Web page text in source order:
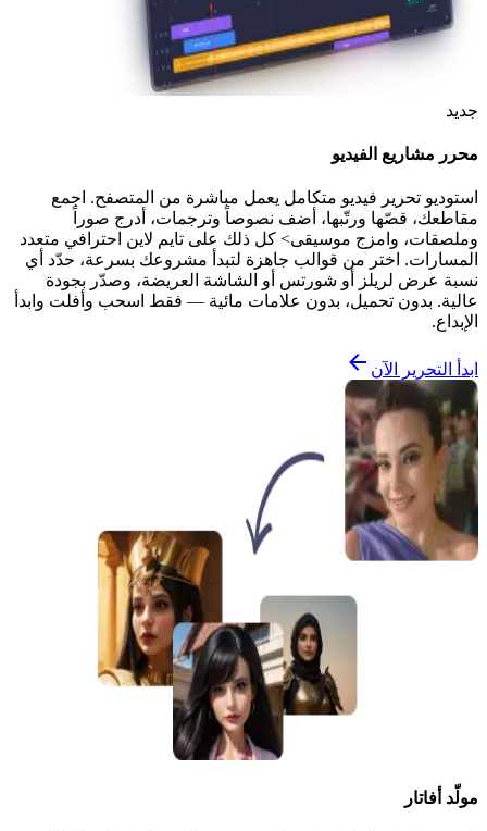
جديد
محرر مشاريع الفيديو
استوديو تحرير فيديو متكامل يعمل مباشرة من المتصفح. اجمع
مقاطعك، قصّها ورتّبها، أضف نصوصاً وترجمات، أدرج صوراً
وملصقات، وامزج موسيقى> كل ذلك على تايم لاين احترافي متعدد
المسارات. اختر من قوالب جاهزة لتبدأ مشروعك بسرعة، حدّد أي
نسبة عرض لريلز أو شورتس أو الشاشة العريضة، وصدّر بجودة
عالية. بدون تحميل، بدون علامات مائية — فقط اسحب وأفلت وابدأ
الإبداع.
ابدأ التحرير الآن
مولّد أفاتار